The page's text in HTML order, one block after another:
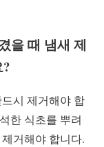
을 때 냄새 제
시 제거해야 합
한 식초를 뿌려
거해야 합니다.